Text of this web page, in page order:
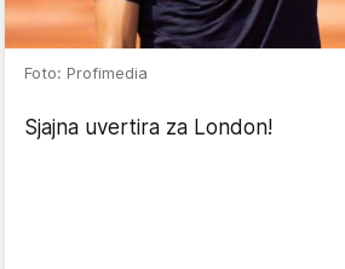
Foto: Profimedia
Sjajna uvertira za London!